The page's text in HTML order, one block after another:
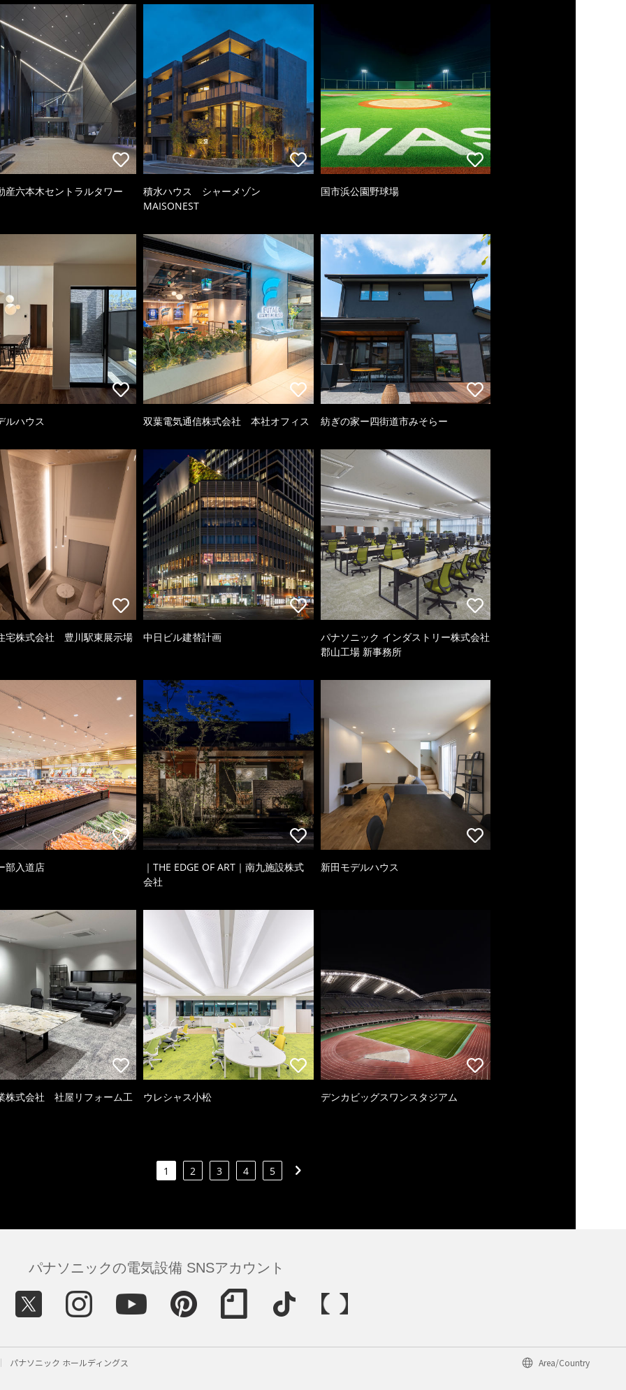
産六本木セントラルタワー
積水ハウス シャーメゾン
MAISONEST
国市浜公園野球場
ルハウス 双葉電気通信株式会社 本社オフィス 紡ぎの家ー四街道市みそらー
宅株式会社 豊川駅東展示場 中日ビル建替計画
パナソニック インダストリー株式会社
郡山工場 新事務所
部入道店
｜THE EDGE OF ART｜南九施設株式
会社
新田モデルハウス
株式会社 社屋リフォーム工 ウレシャス小松 デンカビッグスワンスタジアム
1 2 3 4 5
パナソニックの電気設備 SNSアカウント
パナソニック ホールディングス Area/Country